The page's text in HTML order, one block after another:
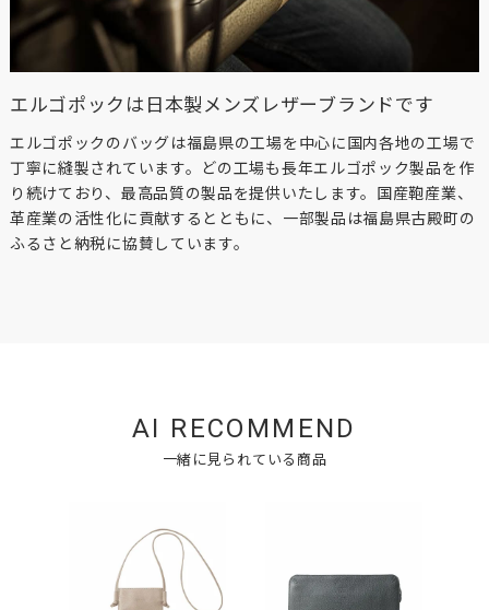
エルゴポックは日本製メンズレザーブランドです
エルゴポックのバッグは福島県の工場を中心に国内各地の工場で
丁寧に縫製されています。どの工場も長年エルゴポック製品を作
り続けており、最高品質の製品を提供いたします。国産鞄産業、
革産業の活性化に貢献するとともに、一部製品は福島県古殿町の
ふるさと納税に協賛しています。
AI RECOMMEND
一緒に見られている商品